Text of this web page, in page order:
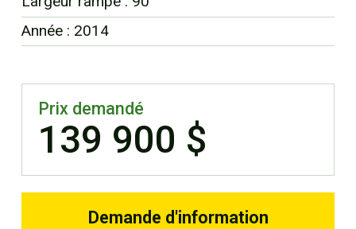
Année : 2014
Prix demandé
139 900 $
Demande d'information
EN